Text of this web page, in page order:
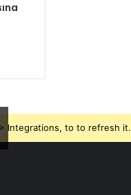
Integrations, to to refresh it.